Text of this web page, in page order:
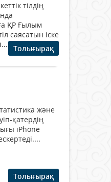
тілдің
ҚР Ғылым
саясатын іске
Толығырақ
және
қатердің
iPhone
Толығырақ